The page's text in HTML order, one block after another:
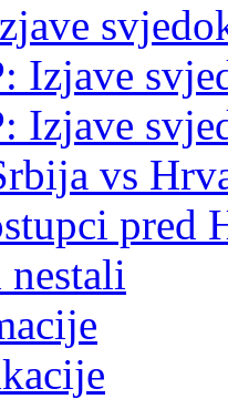
Izjave
Izjave
vs
pred